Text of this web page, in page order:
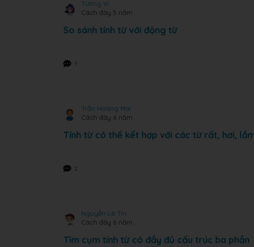
Tường Vi
Cách đây 5 năm
So sánh tính từ với động từ
1
Trần Hoàng Mai
Cách đây 6 năm
Tính từ có thể kết hợp với các từ rất, hơi,
2
Nguyễn Lê Tín
Cách đây 6 năm
Tìm cụm tính từ có đầy đủ cấu trúc ba phần